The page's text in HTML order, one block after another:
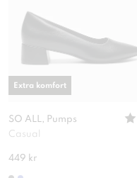
SO ALL, Pumps
Casual
449 kr
Extra komfort